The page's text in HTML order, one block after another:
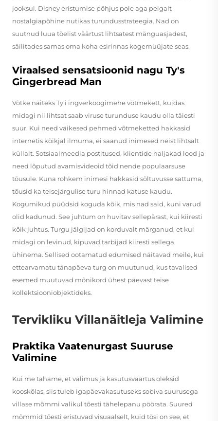
jooksul. Disney eristumise põhjus pole aga pelgalt
nostalgiapõhine nutikas turundusstrateegia. Nad on
suutnud luua tõelist väärtust lihtsatest mänguasjadest,
säilitades samas oma koha esirinnas kogemüüjate seas.
Viraalsed sensatsioonid nagu Ty's
Gingerbread Man
Võtke näiteks Ty'i ingverkoogimehe võtmekett, kuidas
midagi nii lihtsat saab viruse turunduse kaudu olla täiesti
suur. Kui need väikesed pehmed võtmeketted hakkasid
internetis kõikjal ilmuma, ei saanud inimesed neist lihtsalt
küllalt. Sotsiaalmeedia postitused, klientide naljakad lood ja
need lõputud avamisvideoid tõid nende populaarsuse
tõusule. Kuna rohkem inimesi hakkasid sõltuvusse sattuma,
tõusid ka teisejärgulise turu hinnad katuse kaudu.
Kogumikud püüdsid koguda kõik, mis nad said, kuni varud
olid kadunud. See juhtum on huvitav sellepärast, kui kiiresti
kõik juhtus. Turgu jälgijad on korduvalt märganud, et kui
midagi on levinud, kipuvad tarbijad kiiresti sellega
ühinema. Sellised ootamatud edumised näitavad meile, kui
ettearvamatu tänapäeva turg on muutunud, kus tavalised
esemed muutuvad mõnikord ühest päevast teise
kollektsiooniobjektideks.
Tervikliku Villanäitleja Valimine
Praktika Vaatenurgast Suuruse
Valimine
Kui me tahame, et välimus ja kasutusväärtus oleksid
kooskõlas, siis tuleb igapäevakasutuseks sobiva suurusega
villase mõmmi valikul tõesti tähelepanu pöörata. Suured
mõmmid tõesti eristuvad visuaalselt, kuid tõsi on see, et